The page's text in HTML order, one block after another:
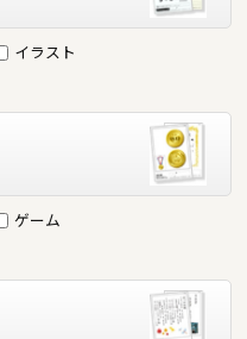
イラスト
ゲーム